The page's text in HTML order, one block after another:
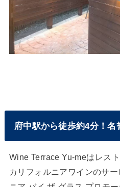
府中駅から徒歩約4分！
Wine Terrace Yu-meはレス
カリフォルニアワインのサ